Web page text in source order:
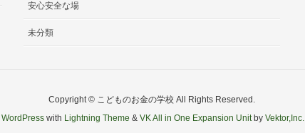
安心安全な場
未分類
Copyright © こどものお金の学校 All Rights Reserved.
WordPress with Lightning Theme & VK All in One Expansion Unitby Vektor,Inc.